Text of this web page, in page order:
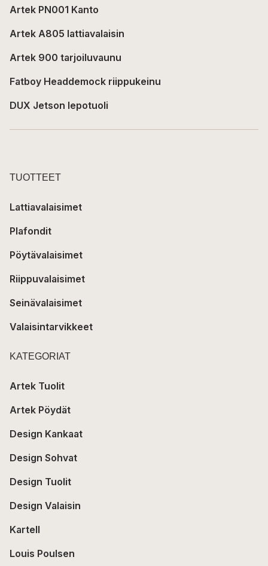
Artek PN001 Kanto
Artek A805 lattiavalaisin
Artek 900 tarjoiluvaunu
Fatboy Headdemock riippukeinu
DUX Jetson lepotuoli
TUOTTEET
Lattiavalaisimet
Plafondit
Pöytävalaisimet
Riippuvalaisimet
Seinävalaisimet
Valaisintarvikkeet
KATEGORIAT
Artek Tuolit
Artek Pöydät
Design Kankaat
Design Sohvat
Design Tuolit
Design Valaisin
Kartell
Louis Poulsen